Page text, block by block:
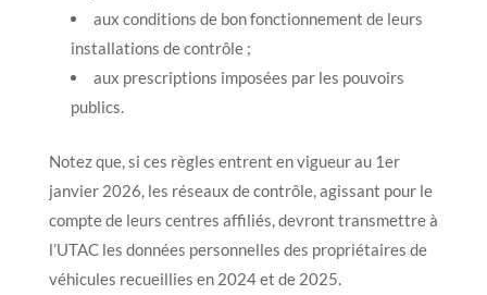
aux conditions de bon fonctionnement de leurs
installations de contrôle ;
aux prescriptions imposées par les pouvoirs
publics.
Notez que, si ces règles entrent en vigueur au 1er
janvier 2026, les réseaux de contrôle, agissant pour le
compte de leurs centres affiliés, devront transmettre à
l’UTAC les données personnelles des propriétaires de
véhicules recueillies en 2024 et de 2025.